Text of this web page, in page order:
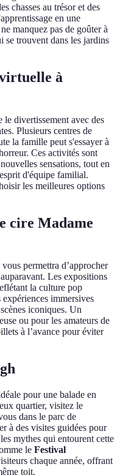
chasses au trésor et des
en une
manquez pas de goûter à
se trouvent dans les jardins
à
divertissement avec des
Plusieurs centres de
la famille peut s'essayer à
Ces activités sont
sensations, tout en
d'équipe familial.
les meilleures options
cire Madame
vous permettra d’approcher
Les expositions
la culture pop
immersives
iconiques. Un
ou pour les amateurs de
à l’avance pour éviter
pour une balade en
quartier, visitez le
dans le parc de
à des visites guidées pour
mythes qui entourent cette
le Festival
chaque année, offrant
toit.